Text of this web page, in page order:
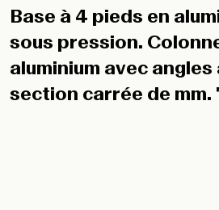
Base à 4 pieds en
sous pression.
aluminium avec
section carrée de mm.